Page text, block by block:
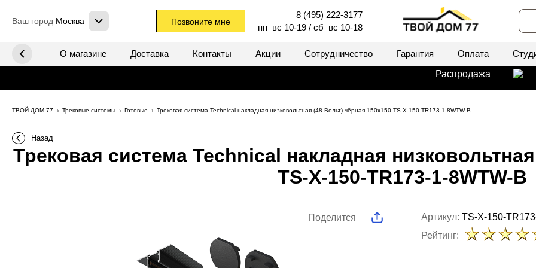
Ваш город Москва Позвоните мне
8 (495) 222-3177
пн–вс 10-19 / сб–вс 10-18
систем О магазине Доставка Контакты Акции Сотрудничество Гарантия Оплата
Распродажа
ТВОЙ ДОМ 77 Трековые системы Готовые Трековая система Technical накладная низковольтная (48 Вольт) чёрная 150x150 TS-X-150-TR173-1-8WTW-B
Назад
Трековая система Technical накладная
TS-X-150-TR173-1-8WTW-B
Поделится Артикул: TS-X-150-
Рейтинг: